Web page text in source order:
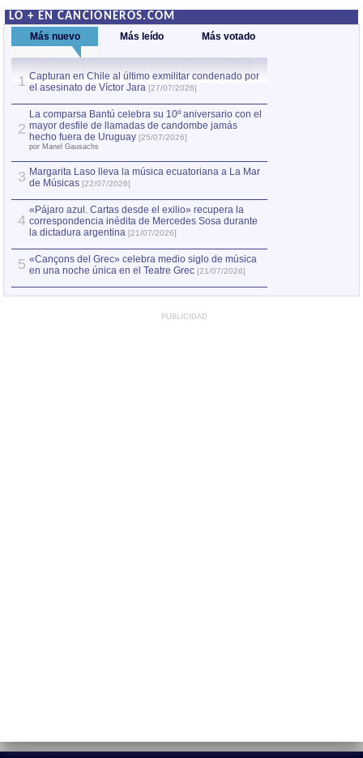
LO + EN CANCIONEROS.COM
Más nuevo Más leído Más votado
1 Capturan en Chile al último exmilitar condenado por
el asesinato de Víctor Jara [27/07/2026]
2
La comparsa Bantú celebra su 10º aniversario con el
mayor desfile de llamadas de candombe jamás
hecho fuera de Uruguay [25/07/2026]
por Manel Gausachs
3 Margarita Laso lleva la música ecuatoriana a La Mar
de Músicas [22/07/2026]
4
«Pájaro azul. Cartas desde el exilio» recupera la
correspondencia inédita de Mercedes Sosa durante
la dictadura argentina [21/07/2026]
5 «Cançons del Grec» celebra medio siglo de música
en una noche única en el Teatre Grec [21/07/2026]
PUBLICIDAD